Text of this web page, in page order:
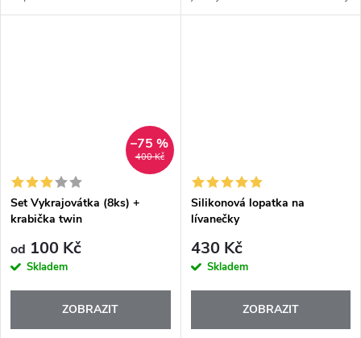
domácnosti. Usnadní otevření
Sada Optimum + stojan spojuje
400 Kč
–75 %
Set Vykrajovátka (8ks) +
krabička twin
od 100 Kč
Skladem
ZOBRAZIT
Silikonová lopatka na
lívanečky
430 Kč
Skladem
ZOBRAZIT